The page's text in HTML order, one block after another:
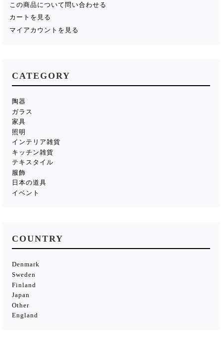
この商品について問い合わせる
カートを見る
マイアカウントを見る
CATEGORY
陶器
ガラス
家具
照明
インテリア雑貨
キッチン雑貨
テキスタイル
服飾
日本の道具
イベント
COUNTRY
Denmark
Sweden
Finland
Japan
Other
England